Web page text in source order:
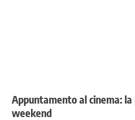
Appuntamento al cinema:
weekend